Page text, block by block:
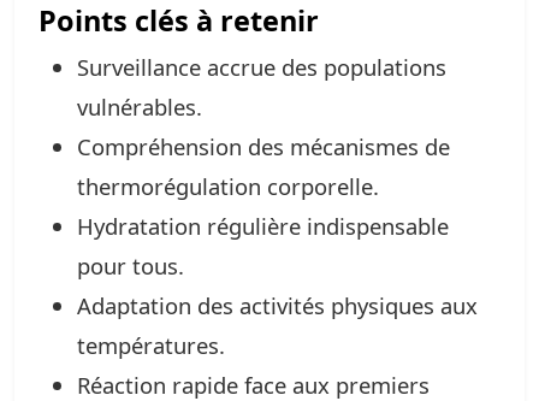
Points clés à retenir
Surveillance accrue des populations
vulnérables.
Compréhension des mécanismes de
thermorégulation corporelle.
Hydratation régulière indispensable
pour tous.
Adaptation des activités physiques aux
températures.
Réaction rapide face aux premiers